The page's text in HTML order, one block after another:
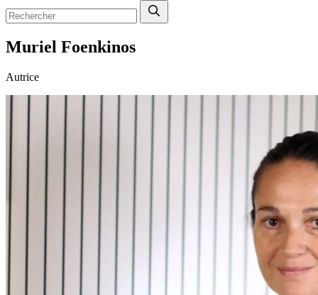
Muriel Foenkinos
Autrice